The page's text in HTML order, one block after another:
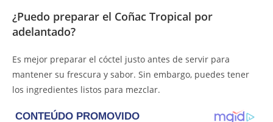
¿Puedo preparar el Coñac Tropical por
adelantado?
Es mejor preparar el cóctel justo antes de servir para
mantener su frescura y sabor. Sin embargo, puedes tener
los ingredientes listos para mezclar.